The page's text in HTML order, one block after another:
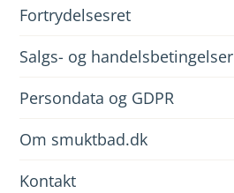
Fortrydelsesret
Salgs- og handelsbetingelser
Persondata og GDPR
Om smuktbad.dk
Kontakt